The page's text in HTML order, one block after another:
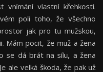
vnímání vlastní křehkosti.
poli toho, že všechno
jak pro tu mužskou,
Mám pocit, že muž a žena
se dá brát na sílu, a žena
ale velká škoda, že pak už